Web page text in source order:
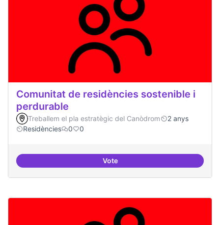
Comunitat de residències sostenible i
perdurable
Treballem el pla estratègic del Canòdrom
2 anys
Residències
0 0
Vote Comunitat